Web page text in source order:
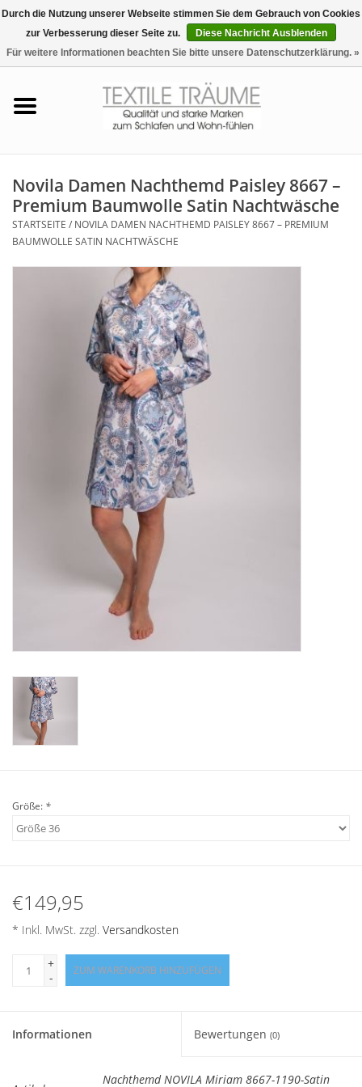
0 Artikel - €0,00
Tag & Nachtwäsche
Badezimmer & Sauna
Haus-Bademäntel
Plaids, Decken, Kissen
Mode & Accessoires
Edles aus Cashmere
Accessoires Spa
Angebote
Geprüfter Webshop
Vertrag widerrufen
Tel.0049(0)7322-919376
Novila Damen Nachthemd Paisley 8667 –
Premium Baumwolle Satin Nachtwäsche
STARTSEITE / NOVILA DAMEN NACHTHEMD PAISLEY 8667 – PREMIUM
BAUMWOLLE SATIN NACHTWÄSCHE
Größe: *
€149,95
* Inkl. MwSt. zzgl. Versandkosten
+
-
ZUM WARENKORB HINZUFÜGEN
Informationen Bewertungen (0)
Nachthemd NOVILA Miriam 8667-1190-Satin
Durch die Nutzung unserer Webseite stimmen Sie dem Gebrauch von Cookies
zur Verbesserung dieser Seite zu.
Diese Nachricht Ausblenden
Für weitere Informationen beachten Sie bitte unsere Datenschutzerklärung. »